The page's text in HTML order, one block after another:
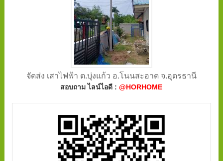
จัดส่ง เสาไฟฟ้า ต.บุ่งแก้ว อ.โนนสะอาด จ.อุดรธานี
สอบถาม ไลน์ไอดี :@HORHOME